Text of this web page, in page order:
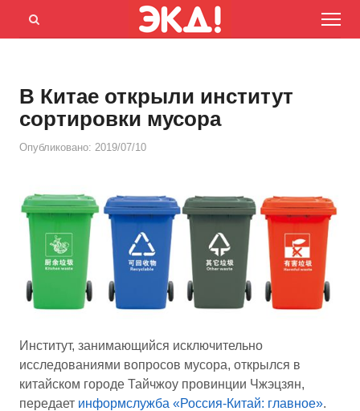
Menu
Открыть
В Китае открыли институт
сортировки мусора
Опубликовано: 2019/07/10
Институт, занимающийся исключительно
исследованиями вопросов мусора, открылся в
китайском городе Тайчжоу провинции Чжэцзян,
передает информслужба «Россия-Китай: главное».